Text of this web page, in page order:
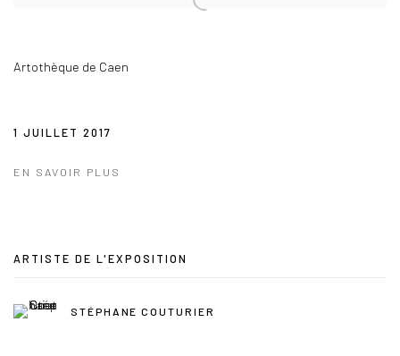
Artothèque de Caen
1 JUILLET 2017
EN SAVOIR PLUS
ARTISTE DE L'EXPOSITION
STÉPHANE COUTURIER